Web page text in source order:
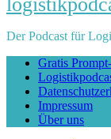
Der Podcast für
Gratis
Impressum
Über uns